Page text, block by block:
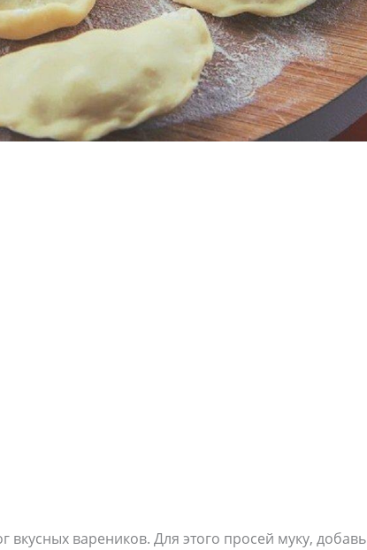
вареников. Для этого просей муку, добавь